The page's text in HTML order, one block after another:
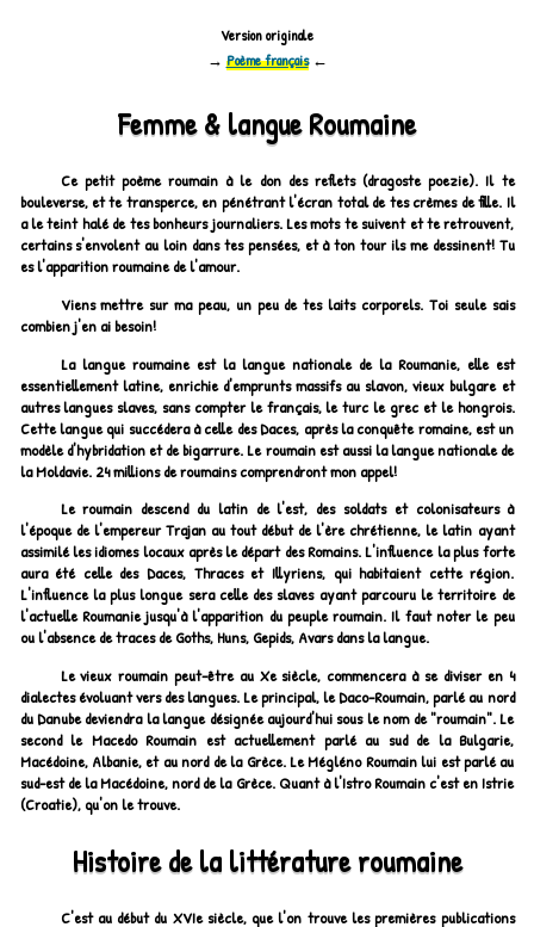
Version originale
→ Poème français←
Femme & langue Roumaine
Ce petit poème roumain à le don des reflets (dragoste poezie). Il te
bouleverse, et te transperce, en pénétrant l'écran total de tes crèmes de fille. Il
a le teint halé de tes bonheurs journaliers. Les mots te suivent et te retrouvent,
certains s'envolent au loin dans tes pensées, et à ton tour ils me dessinent! Tu
es l'apparition roumaine de l'amour.
Viens mettre sur ma peau, un peu de tes laits corporels. Toi seule sais
combien j'en ai besoin!
La langue roumaine est la langue nationale de la Roumanie, elle est
essentiellement latine, enrichie d'emprunts massifs au slavon, vieux bulgare et
autres langues slaves, sans compter le français, le turc le grec et le hongrois.
Cette langue qui succédera à celle des Daces, après la conquête romaine, est un
modèle d'hybridation et de bigarrure. Le roumain est aussi la langue nationale de
la Moldavie. 24 millions de roumains comprendront mon appel!
Le roumain descend du latin de l'est, des soldats et colonisateurs à
l'époque de l'empereur Trajan au tout début de l'ère chrétienne, le latin ayant
assimilé les idiomes locaux après le départ des Romains. L'influence la plus forte
aura été celle des Daces, Thraces et Illyriens, qui habitaient cette région.
L'influence la plus longue sera celle des slaves ayant parcouru le territoire de
l'actuelle Roumanie jusqu'à l'apparition du peuple roumain. Il faut noter le peu
ou l'absence de traces de Goths, Huns, Gepids, Avars dans la langue.
Le vieux roumain peut-être au Xe siècle, commencera à se diviser en 4
dialectes évoluant vers des langues. Le principal, le Daco-Roumain, parlé au nord
du Danube deviendra la langue désignée aujourd'hui sous le nom de "roumain". Le
second le Macedo Roumain est actuellement parlé au sud de la Bulgarie,
Macédoine, Albanie, et au nord de la Grèce. Le Mégléno Roumain lui est parlé au
sud-est de la Macédoine, nord de la Grèce. Quant à l'Istro Roumain c'est en Istrie
(Croatie), qu'on le trouve.
Histoire de la littérature roumaine
C'est au début du XVIe siècle, que l'on trouve les premières publications